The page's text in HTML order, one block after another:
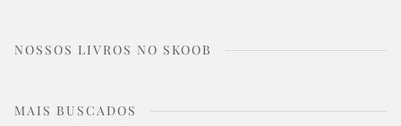
NOSSOS LIVROS NO SKOOB
MAIS BUSCADOS